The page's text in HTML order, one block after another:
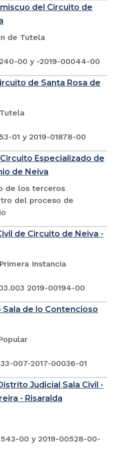
del Circuito de
de Tutela
00 y -2019-00044-00
de Santa Rosa de
01 y 2019-01878-00
Especializado de
de Neiva
de los terceros
del proceso de
de Circuito de Neiva -
Instancia
2019-00194-00
de lo Contencioso
007-2017-00036-01
Judicial Sala Civil -
- Risaralda
00 y 2019-00528-00-